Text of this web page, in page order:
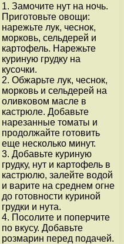
1. Замочите нут на ночь.
Приготовьте овощи:
нарежьте лук, чеснок,
морковь, сельдерей и
картофель. Нарежьте
куриную грудку на
кусочки.
2. Обжарьте лук, чеснок,
морковь и сельдерей на
оливковом масле в
кастрюле. Добавьте
нарезанные томаты и
продолжайте готовить
еще несколько минут.
3. Добавьте куриную
грудку, нут и картофель в
кастрюлю, залейте водой
и варите на среднем огне
до готовности куриной
грудки и нута.
4. Посолите и поперчите
по вкусу. Добавьте
розмарин перед подачей.